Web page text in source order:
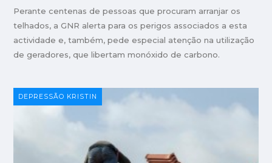
Perante centenas de pessoas que procuram arranjar os
telhados, a GNR alerta para os perigos associados a esta
actividade e, também, pede especial atenção na utilização
de geradores, que libertam monóxido de carbono.
DEPRESSÃO KRISTIN